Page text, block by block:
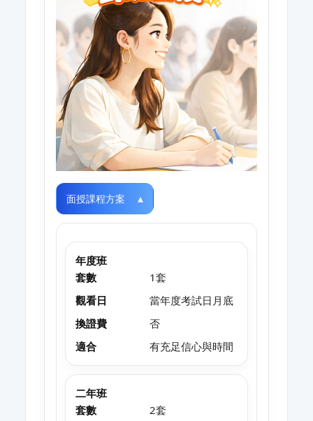
面授課程方案
年度班
套數
1套
觀看日
當年度考試日月底
換證費
否
適合
有充足信心與時間
二年班
套數
2套